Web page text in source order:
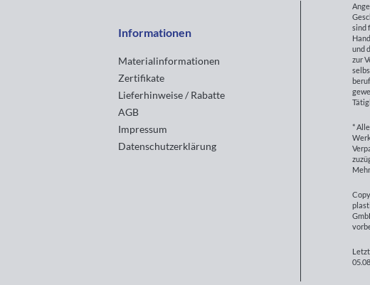
Informationen
Materialinformationen
Zertifikate
Lieferhinweise / Rabatte
AGB
Impressum
Datenschutzerklärung
sind
und
zur
*